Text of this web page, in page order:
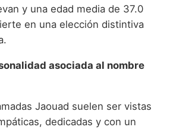
y una edad media de 37.0
en una elección distintiva
asociada al nombre
Jaouad suelen ser vistas
dedicadas y con un